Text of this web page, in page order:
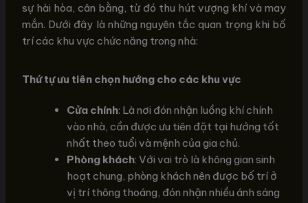
sự hài hòa, cân bằng, từ đó thu hút vượng khí và may
mắn. Dưới đây là những nguyên tắc quan trọng khi bố
trí các khu vực chức năng trong nhà:
Thứ tự ưu tiên chọn hướng cho các khu vực
Cửa chính: Là nơi đón nhận luồng khí chính
vào nhà, cần được ưu tiên đặt tại hướng tốt
nhất theo tuổi và mệnh của gia chủ.
Phòng khách: Với vai trò là không gian sinh
hoạt chung, phòng khách nên được bố trí ở
vị trí thông thoáng, đón nhận nhiều ánh sáng